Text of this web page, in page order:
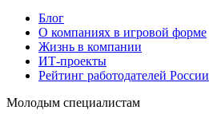
Блог
О компаниях в игровой форме
Жизнь в компании
ИТ-проекты
Рейтинг работодателей России
Молодым специалистам